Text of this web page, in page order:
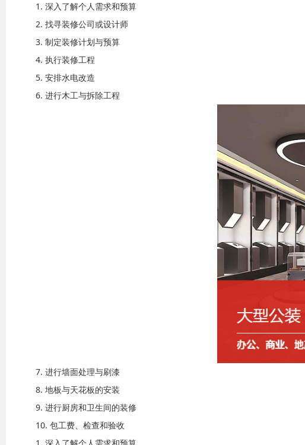
1. 深入了解个人需求和预算
2. 找寻装修公司或设计师
3. 制定装修计划与预算
4. 执行装修工程
5. 安排水电改造
6. 进行木工与拆除工程
7. 进行墙面处理与刷漆
8. 地板与天花板的安装
9. 进行厨房和卫生间的装修
10. 包工费、检查和验收